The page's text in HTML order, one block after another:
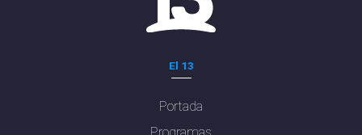
El 13
Portada
Programas